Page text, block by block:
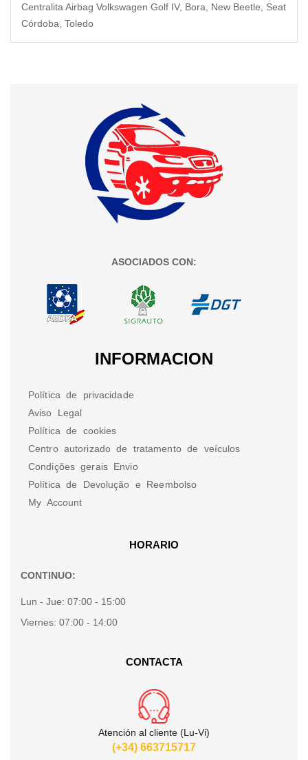
Centralita Airbag Volkswagen Golf IV, Bora, New Beetle, Seat
Córdoba, Toledo
ASOCIADOS CON:
INFORMACION
Política de privacidade
Aviso Legal
Política de cookies
Centro autorizado de tratamento de veículos
Condições gerais Envio
Política de Devolução e Reembolso
My Account
HORARIO
CONTINUO:
Lun - Jue: 07:00 - 15:00
Viernes: 07:00 - 14:00
CONTACTA
Atención al cliente (Lu-Vi)
(+34) 663715717